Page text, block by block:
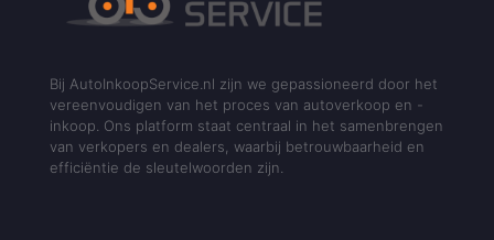
Bij AutoInkoopService.nl zijn we gepassioneerd door het
vereenvoudigen van het proces van autoverkoop en -
inkoop. Ons platform staat centraal in het samenbrengen
van verkopers en dealers, waarbij betrouwbaarheid en
efficiëntie de sleutelwoorden zijn.